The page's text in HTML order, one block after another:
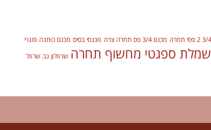
מכנס 3/4 פס תחרה צרה מכנסי בסיס מכנס כותנה סוגרי
שמלת ספגטי מחשוף תחרה שרוולון גב שרוול